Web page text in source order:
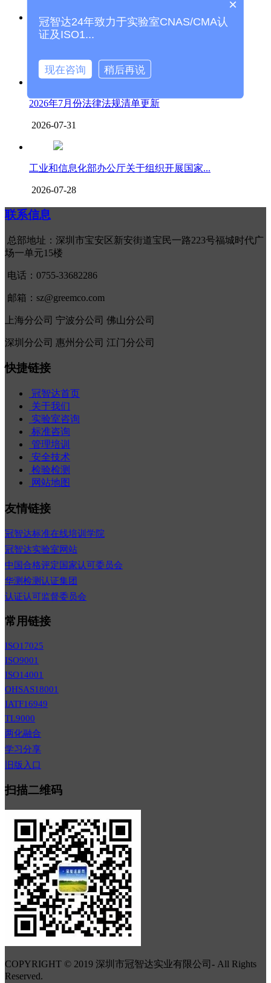
实验室认可 Q&A(三十六）| 实验室...
2026-08-07
2026年7月份法律法规清单更新
2026-07-31
工业和信息化部办公厅关于组织开展国家...
2026-07-28
联系信息
总部地址：深圳市宝安区新安街道宝民一路223号福城时代广
场一单元15楼
电话：0755-33682286
邮箱：sz@greemco.com
上海分公司 宁波分公司 佛山分公司
深圳分公司 惠州分公司 江门分公司
快捷链接
冠智达首页
关于我们
实验室咨询
标准咨询
管理培训
安全技术
检验检测
网站地图
友情链接
冠智达标准在线培训学院
冠智达实验室网站
中国合格评定国家认可委员会
华测检测认证集团
认证认可监督委员会
常用链接
ISO17025
ISO9001
ISO14001
OHSAS18001
IATF16949
TL9000
两化融合
学习分享
旧版入口
扫描二维码
COPYRIGHT © 2019 深圳市冠智达实业有限公司 - All Rights
Reserved.
×
冠智达24年致力于实验室CNAS/CMA认
证及ISO1...
现在咨询 稍后再说